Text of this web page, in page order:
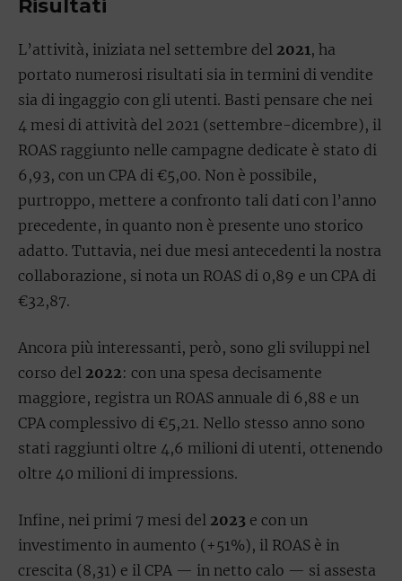
Risultati
L’attività, iniziata nel settembre del 2021, ha
portato numerosi risultati sia in termini di vendite
sia di ingaggio con gli utenti. Basti pensare che nei
4 mesi di attività del 2021 (settembre-dicembre), il
ROAS raggiunto nelle campagne dedicate è stato di
6,93, con un CPA di €5,00. Non è possibile,
purtroppo, mettere a confronto tali dati con l’anno
precedente, in quanto non è presente uno storico
adatto. Tuttavia, nei due mesi antecedenti la nostra
collaborazione, si nota un ROAS di 0,89 e un CPA di
€32,87.
Ancora più interessanti, però, sono gli sviluppi nel
corso del 2022: con una spesa decisamente
maggiore, registra un ROAS annuale di 6,88 e un
CPA complessivo di €5,21. Nello stesso anno sono
stati raggiunti oltre 4,6 milioni di utenti, ottenendo
oltre 40 milioni di impressions.
Infine, nei primi 7 mesi del 2023 e con un
investimento in aumento (+51%), il ROAS è in
crescita (8,31) e il CPA — in netto calo — si assesta